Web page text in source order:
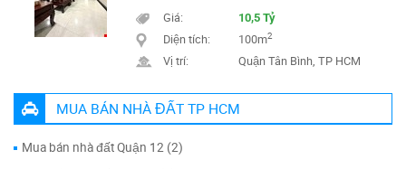
Giá: 10,5 Tỷ
Diện tích: 100m2
Vị trí: Quận Tân Bình, TP HCM
MUA BÁN NHÀ ĐẤT TP HCM
Mua bán nhà đất Quận 12 (2)